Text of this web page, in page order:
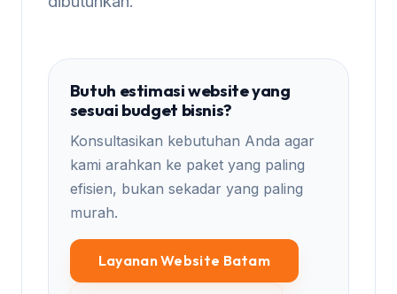
Butuh estimasi website yang
sesuai budget bisnis?
Konsultasikan kebutuhan Anda agar
kami arahkan ke paket yang paling
efisien, bukan sekadar yang paling
murah.
Layanan Website Batam